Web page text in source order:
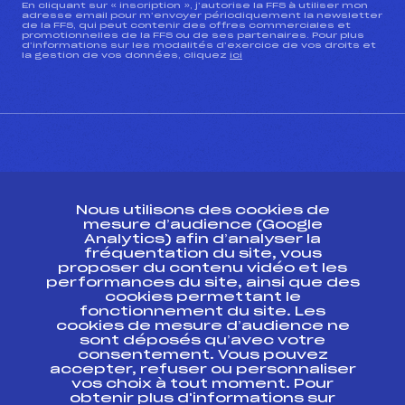
En cliquant sur « inscription », j’autorise la FFS à utiliser mon
adresse email pour m’envoyer périodiquement la newsletter
de la FFS, qui peut contenir des offres commerciales et
promotionnelles de la FFS ou de ses partenaires. Pour plus
d’informations sur les modalités d’exercice de vos droits et
la gestion de vos données, cliquez ici
Ressources
Pass’Neige
Projet sportif fédéral
Projet de performance fédéral
Antidopage
Pôle Développement, Formation, Suivi
Scientifique
Listes ministérielles
Nous utilisons des cookies de
mesure d’audience (Google
Analytics) afin d’analyser la
fréquentation du site, vous
proposer du contenu vidéo et les
performances du site, ainsi que des
cookies permettant le
fonctionnement du site. Les
cookies de mesure d’audience ne
sont déposés qu’avec votre
consentement. Vous pouvez
accepter, refuser ou personnaliser
vos choix à tout moment. Pour
obtenir plus d'informations sur